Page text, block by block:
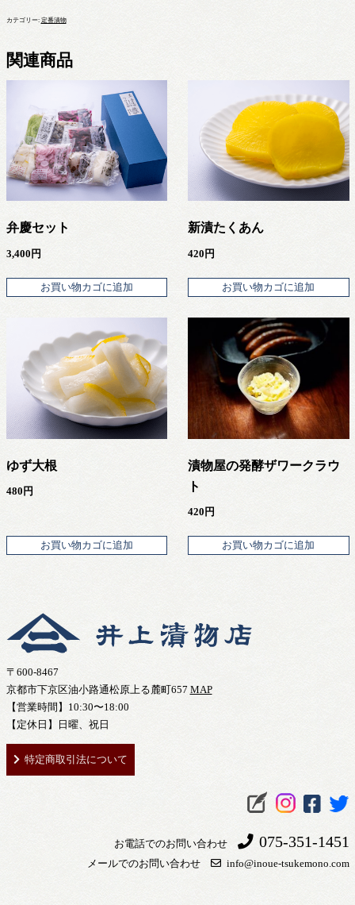
カテゴリー: 定番漬物
関連商品
弁慶セット
3,400円
お買い物カゴに追加
新漬たくあん
420円
お買い物カゴに追加
ゆず大根
480 円
お買い物カゴに追加
漬物屋の発酵ザワークラウ
ト
420 円
お買い物カゴに追加
〒600-8467
京都市下京区油小路通松原上る麓町657 MAP
【営業時間】10:30〜18:00
【定休日】日曜、祝日
特定商取引法について
お電話でのお問い合わせ 075-351-1451
メールでのお問い合わせ info@inoue-tsukemono.com